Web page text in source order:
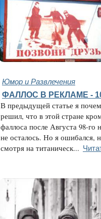
Юмор и Развлечения
ФАЛЛОС В РЕКЛАМЕ -
В предыдущей статье я
решил, что в этой стране
фаллоса после Августа 98-го
не осталось. Но я ошибался,
смотря на титаническ...